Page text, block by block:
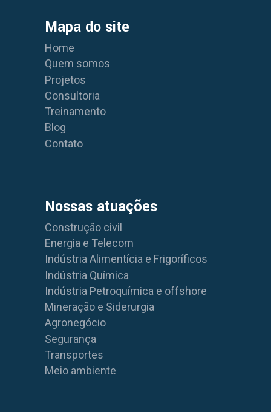
Mapa do site
Home
Quem somos
Projetos
Consultoria
Treinamento
Blog
Contato
Nossas atuações
Construção civil
Energia e Telecom
Indústria Alimentícia e Frigoríficos
Indústria Química
Indústria Petroquímica e offshore
Mineração e Siderurgia
Agronegócio
Segurança
Transportes
Meio ambiente